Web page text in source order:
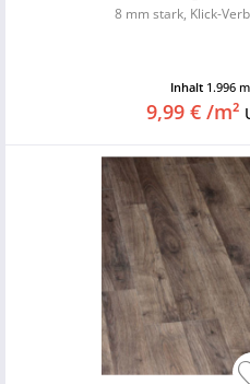
8 mm stark, Klick-
Inhalt 1.996
9,99 € /m²